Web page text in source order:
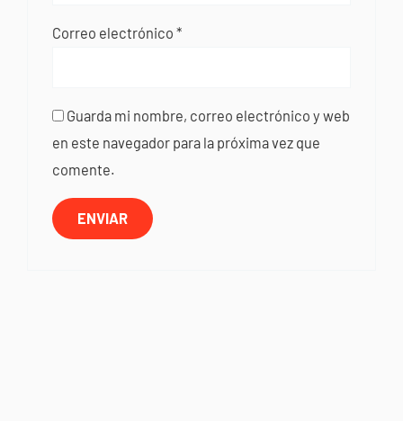
Correo electrónico*
Guarda mi nombre, correo electrónico y web
en este navegador para la próxima vez que
comente.